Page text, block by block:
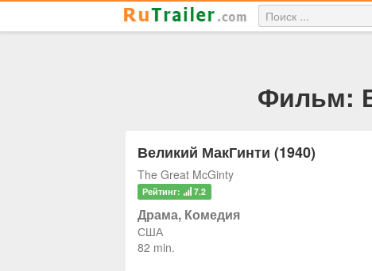
Фильм:
Великий МакГинти (1940)
The Great McGinty
Рейтинг: 7.2
Драма, Комедия
США
82 min.